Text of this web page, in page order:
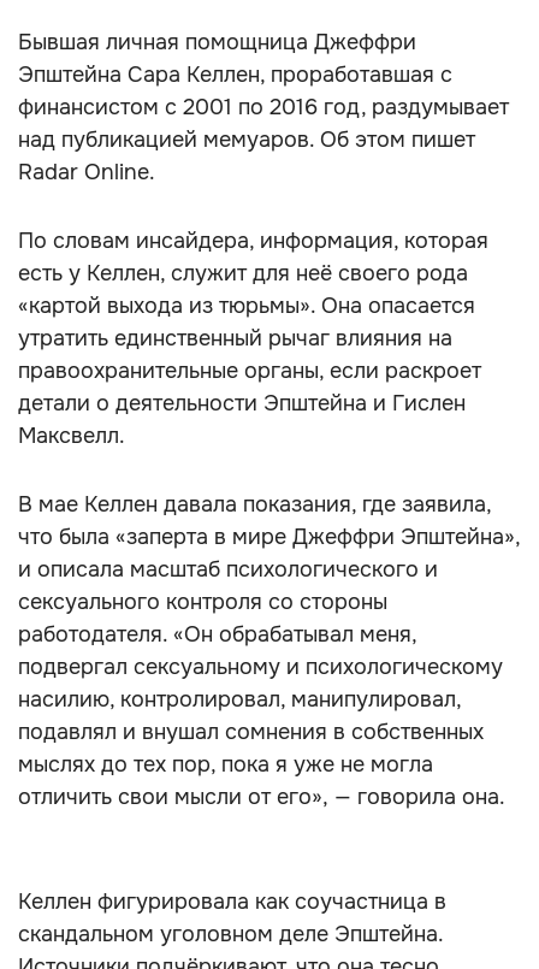
Бывшая личная помощница Джеффри
Эпштейна Сара Келлен, проработавшая с
финансистом с 2001 по 2016 год, раздумывает
над публикацией мемуаров. Об этом пишет
Radar Online.
По словам инсайдера, информация, которая
есть у Келлен, служит для неё своего рода
«картой выхода из тюрьмы». Она опасается
утратить единственный рычаг влияния на
правоохранительные органы, если раскроет
детали о деятельности Эпштейна и Гислен
Максвелл.
В мае Келлен давала показания, где заявила,
что была «заперта в мире Джеффри Эпштейна»,
и описала масштаб психологического и
сексуального контроля со стороны
работодателя. «Он обрабатывал меня,
подвергал сексуальному и психологическому
насилию, контролировал, манипулировал,
подавлял и внушал сомнения в собственных
мыслях до тех пор, пока я уже не могла
отличить свои мысли от его», — говорила она.
Келлен фигурировала как соучастница в
скандальном уголовном деле Эпштейна.